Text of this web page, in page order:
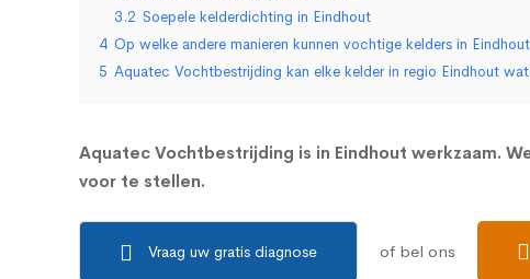
3.2 Soepele kelderdichting in Eindhout
4 Op welke andere manieren kunnen vochtige kelders in
5 Aquatec Vochtbestrijding kan elke kelder in regio Eindhout
Aquatec Vochtbestrijding is in Eindhout werkzaam.
voor te stellen.
Vraag uw gratis diagnose of bel ons